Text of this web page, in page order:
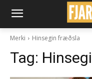
Merki Hinsegin fræðsla
Tag: